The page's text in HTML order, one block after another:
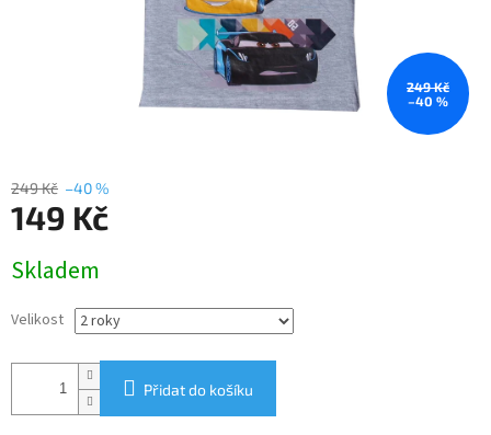
249 Kč
–40 %
249 Kč –40 %
149 Kč
cena:
Skladem
Velikost
Přidat do košíku